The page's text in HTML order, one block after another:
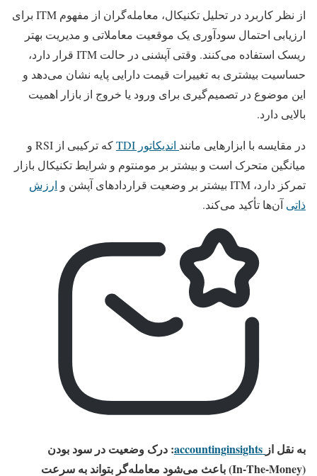
از نظر کاربرد در تحلیل تکنیکال، معامله‌گران از مفهوم ITM برای
ارزیابی احتمال سودآوری یک موقعیت معاملاتی و مدیریت بهتر
ریسک استفاده می‌کنند. وقتی آپشنی در حالت ITM قرار دارد،
حساسیت بیشتری به تغییرات قیمت دارایی پایه نشان می‌دهد و
این موضوع در تصمیم‌گیری برای ورود یا خروج از بازار اهمیت
بالایی دارد.
در مقایسه با ابزارهایی مانند اندیکاتور TDI
که ترکیبی از RSI و
میانگین متحرک است و بیشتر بر مومنتوم و شرایط تکنیکال بازار
تمرکز دارد، ITM بیشتر بر وضعیت قراردادهای آپشن و
ارزش
ذاتیآن‌ها تأکید می‌کند.
به نقل از accountinginsights: درک وضعیت در سود بودن
(In‑The‑Money) باعث می‌شود معامله‌گر بتواند به‌ سرعت